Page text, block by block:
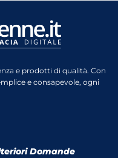
e prodotti di qualità. Con
e consapevole, ogni
Domande